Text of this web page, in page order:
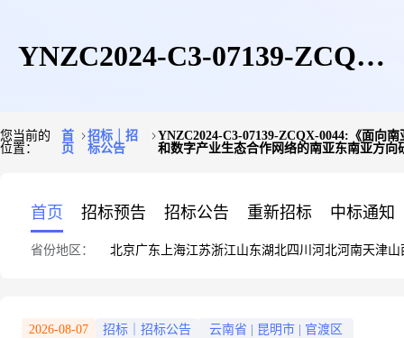
YNZC2024-C3-07139-ZCQX-
您当前的
位置：
首
页
招标｜招
标公告
YNZC2024-C3-07139-ZCQX-0044:《面向
和数字产业生态合作网络的南亚东南亚方
首页 招标预告 招标公告 重新招标 中标通知
省份地区： 北京广东 上海江苏浙江山东湖北四川 河北河南天津山
2026-08-07 招标｜招标公告 云南省 昆明市 官渡区